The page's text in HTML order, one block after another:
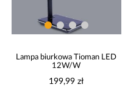
Lampa biurkowa Tioman LED
12W/W
199,99 zł